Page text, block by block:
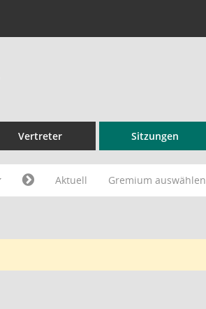
Vertreter Sitzungen
Aktuell Gremium auswählen